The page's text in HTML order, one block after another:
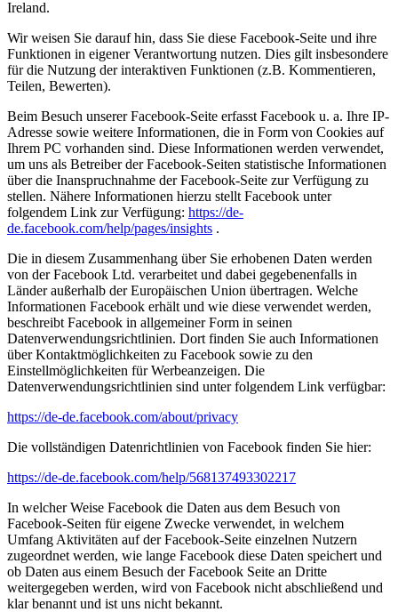
Ireland.
Wir weisen Sie darauf hin, dass Sie diese Facebook-Seite und ihre
Funktionen in eigener Verantwortung nutzen. Dies gilt insbesondere
für die Nutzung der interaktiven Funktionen (z.B. Kommentieren,
Teilen, Bewerten).
Beim Besuch unserer Facebook-Seite erfasst Facebook u. a. Ihre IP-
Adresse sowie weitere Informationen, die in Form von Cookies auf
Ihrem PC vorhanden sind. Diese Informationen werden verwendet,
um uns als Betreiber der Facebook-Seiten statistische Informationen
über die Inanspruchnahme der Facebook-Seite zur Verfügung zu
stellen. Nähere Informationen hierzu stellt Facebook unter
folgendem Link zur Verfügung: https://de-
de.facebook.com/help/pages/insights .
Die in diesem Zusammenhang über Sie erhobenen Daten werden
von der Facebook Ltd. verarbeitet und dabei gegebenenfalls in
Länder außerhalb der Europäischen Union übertragen. Welche
Informationen Facebook erhält und wie diese verwendet werden,
beschreibt Facebook in allgemeiner Form in seinen
Datenverwendungsrichtlinien. Dort finden Sie auch Informationen
über Kontaktmöglichkeiten zu Facebook sowie zu den
Einstellmöglichkeiten für Werbeanzeigen. Die
Datenverwendungsrichtlinien sind unter folgendem Link verfügbar:
https://de-de.facebook.com/about/privacy
Die vollständigen Datenrichtlinien von Facebook finden Sie hier:
https://de-de.facebook.com/help/568137493302217
In welcher Weise Facebook die Daten aus dem Besuch von
Facebook-Seiten für eigene Zwecke verwendet, in welchem
Umfang Aktivitäten auf der Facebook-Seite einzelnen Nutzern
zugeordnet werden, wie lange Facebook diese Daten speichert und
ob Daten aus einem Besuch der Facebook Seite an Dritte
weitergegeben werden, wird von Facebook nicht abschließend und
klar benannt und ist uns nicht bekannt.